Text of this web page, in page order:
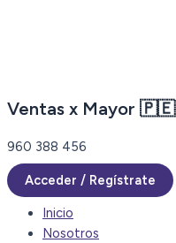
Ventas x Mayor 🇵🇪
960 388 456
Acceder / Regístrate
Inicio
Nosotros